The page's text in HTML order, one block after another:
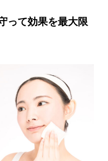
って効果を最大限